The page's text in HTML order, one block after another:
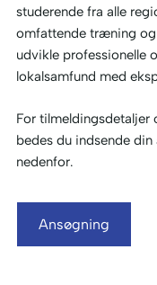
studerende fra alle
omfattende træning
udvikle professionelle
lokalsamfund med
For tilmeldingsdetaljer
bedes du indsende
nedenfor.
Ansøgning